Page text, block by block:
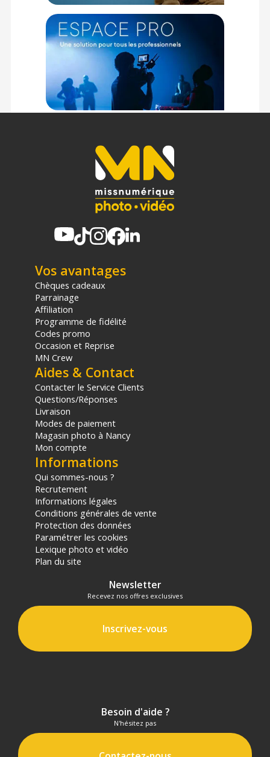
Vos avantages
Chèques cadeaux
Parrainage
Affiliation
Programme de fidélité
Codes promo
Occasion et Reprise
MN Crew
Aides & Contact
Contacter le Service Clients
Questions/Réponses
Livraison
Modes de paiement
Magasin photo à Nancy
Mon compte
Informations
Qui sommes-nous ?
Recrutement
Informations légales
Conditions générales de vente
Protection des données
Paramétrer les cookies
Lexique photo et vidéo
Plan du site
Newsletter
Recevez nos offres exclusives
Inscrivez-vous
Besoin d'aide ?
N'hésitez pas